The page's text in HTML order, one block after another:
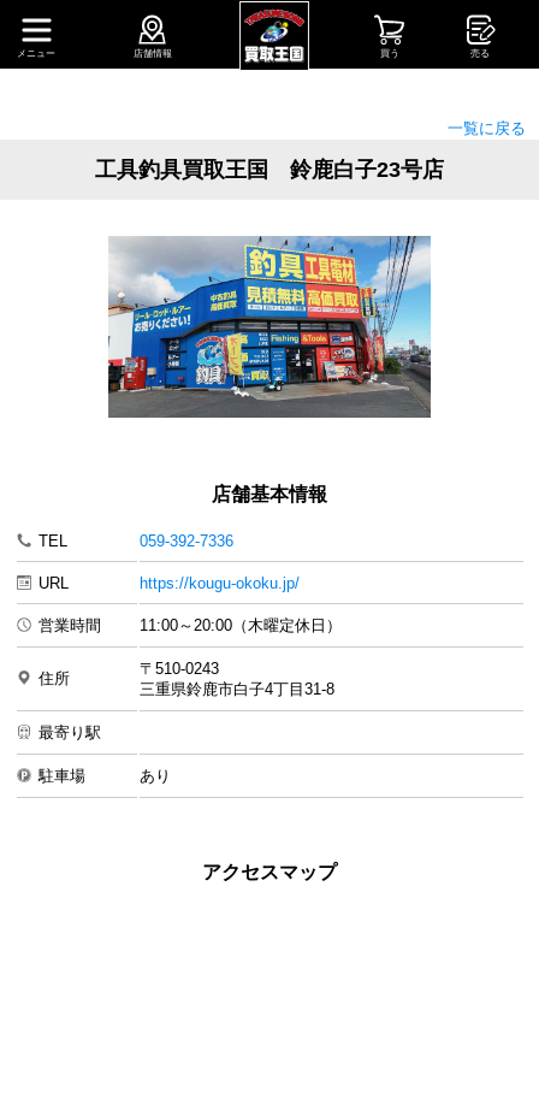
店舗情報 買う 売る
メニュー
一覧に戻る
工具釣具買取王国 鈴鹿白子23号店
店舗基本情報
TEL 059-392-7336
URL https://kougu-okoku.jp/
営業時間 11:00～20:00（木曜定休日）
住所
〒510-0243
三重県鈴鹿市白子4丁目31-8
最寄り駅
駐車場 あり
アクセスマップ